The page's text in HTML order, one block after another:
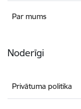
Par mums
Noderīgi
Privātuma politika